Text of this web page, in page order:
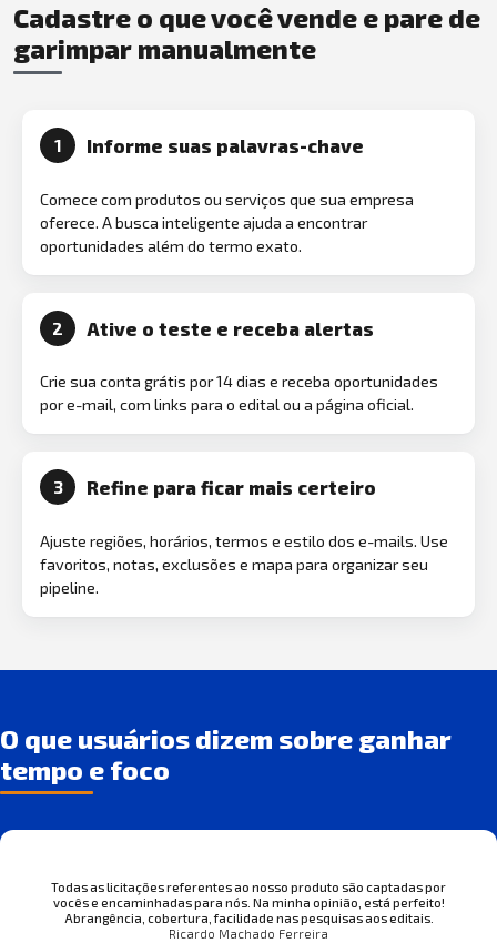
Cadastre o que você vende e pare de
garimpar manualmente
1 Informe suas palavras-chave
Comece com produtos ou serviços que sua empresa
oferece. A busca inteligente ajuda a encontrar
oportunidades além do termo exato.
2 Ative o teste e receba alertas
Crie sua conta grátis por 14 dias e receba oportunidades
por e-mail, com links para o edital ou a página oficial.
3 Refine para ficar mais certeiro
Ajuste regiões, horários, termos e estilo dos e-mails. Use
favoritos, notas, exclusões e mapa para organizar seu
pipeline.
O que usuários dizem sobre ganhar
tempo e foco
Todas as licitações referentes ao nosso produto são captadas por
vocês e encaminhadas para nós. Na minha opinião, está perfeito!
Abrangência, cobertura, facilidade nas pesquisas aos editais.
Ricardo Machado Ferreira